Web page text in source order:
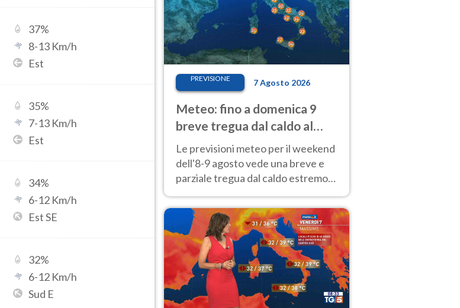
37%
8-13 Km/h
Est
35%
7-13 Km/h
Est
34%
6-12 Km/h
Est SE
32%
6-12 Km/h
Sud E
PREVISIONE 7 Agosto 2026
Meteo: fino a domenica 9
breve tregua dal caldo al
Nord! Altrove calura e afa
Le previsioni meteo per il weekend
dell'8-9 agosto vede una breve e
parziale tregua dal caldo estremo
40 gradi.